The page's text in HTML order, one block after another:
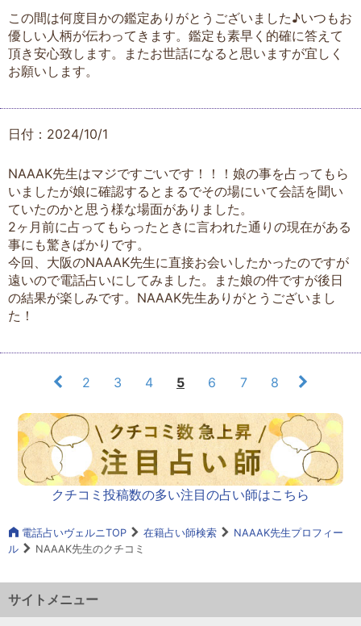
この間は何度目かの鑑定ありがとうございました♪いつもお
優しい人柄が伝わってきます。鑑定も素早く的確に答えて
頂き安心致します。またお世話になると思いますが宜しく
お願いします。
日付：2024/10/1
NAAAK先生はマジですごいです！！！娘の事を占ってもら
いましたが娘に確認するとまるでその場にいて会話を聞い
ていたのかと思う様な場面がありました。
2ヶ月前に占ってもらったときに言われた通りの現在がある
事にも驚きばかりです。
今回、大阪のNAAAK先生に直接お会いしたかったのですが
遠いので電話占いにしてみました。また娘の件ですが後日
の結果が楽しみです。NAAAK先生ありがとうございまし
た！
2 3 4 5 6 7 8
クチコミ投稿数の多い注目の占い師はこちら
電話占いヴェルニTOP 在籍占い師検索
NAAAK先生プロフィー
ル
NAAAK先生のクチコミ
サイトメニュー